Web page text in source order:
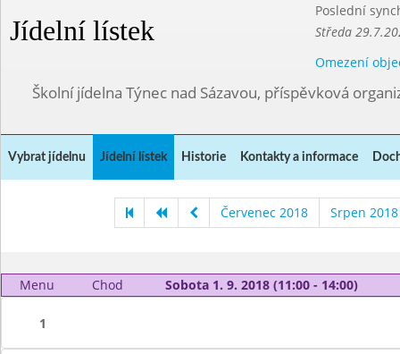
Jídelní lístek
Poslední
Středa
Omezení
Školní jídelna Týnec nad Sázavou, příspěvková
Vybrat jídelnu Jídelní lístek Historie Kontakty a informace
Červenec 2018 Srpen 2018
Menu Chod Sobota 1. 9. 2018 (11:00 - 14:00)
1